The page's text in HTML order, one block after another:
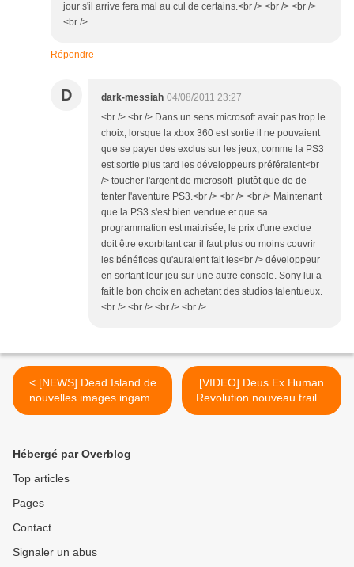
jour s'il arrive fera mal au cul de certains.<br /> <br /> <br />
<br />
Répondre
D dark-messiah 04/08/2011 23:27
<br /> <br /> Dans un sens microsoft avait pas trop le
choix, lorsque la xbox 360 est sortie il ne pouvaient
que se payer des exclus sur les jeux, comme la PS3
est sortie plus tard les développeurs préféraient<br
/> toucher l'argent de microsoft plutôt que de de
tenter l'aventure PS3.<br /> <br /> <br /> Maintenant
que la PS3 s'est bien vendue et que sa
programmation est maitrisée, le prix d'une exclue
doit être exorbitant car il faut plus ou moins couvrir
les bénéfices qu'auraient fait les<br /> développeur
en sortant leur jeu sur une autre console. Sony lui a
fait le bon choix en achetant des studios talentueux.
<br /> <br /> <br /> <br />
< [NEWS] Dead Island de
nouvelles images ingame
très prometteuses
[VIDEO] Deus Ex Human
Revolution nouveau trailer
"la quête d'Adam" >
Hébergé par Overblog
Top articles
Pages
Contact
Signaler un abus